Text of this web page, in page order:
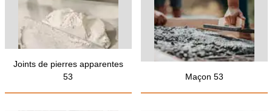
Joints de pierres apparentes
53
Maçon 53